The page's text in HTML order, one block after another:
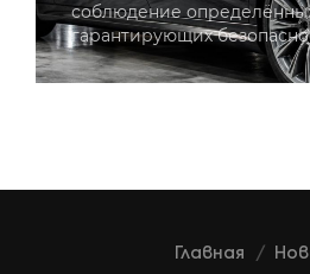
соблюдение
гарантирующих
Главная